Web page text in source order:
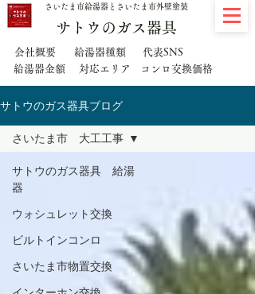
さいたま市給湯器とさいたま市外壁塗装
サトウのガス器具
会社概要 給湯器種類
代表SNS
給湯器金額
対応エリア コンロ交換価格
サトウのガス器具ブログ
サトウのガス器具 給湯
器
ウォシュレット交換
ビルトインコンロ
さいたま市物置交換
さいたま市 大工工事